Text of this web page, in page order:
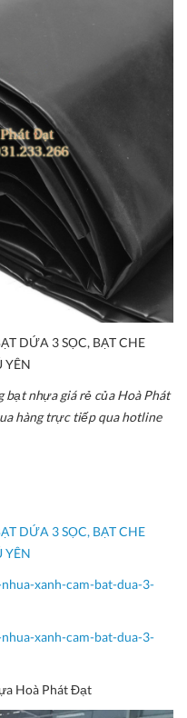
DỨA 3 SỌC, BẠT CHE
YÊN
bạt nhựa giá rẻ của Hoà Phát
hàng trực tiếp qua hotline
DỨA 3 SỌC, BẠT CHE
YÊN
xanh-cam-bat-dua-3-
xanh-cam-bat-dua-3-
Hoà Phát Đạt